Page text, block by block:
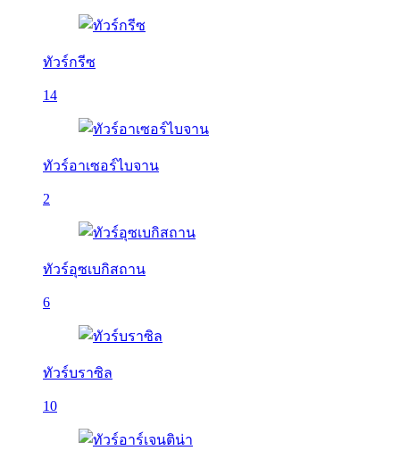
ทัวร์กรีซ
14
ทัวร์อาเซอร์ไบจาน
2
ทัวร์อุซเบกิสถาน
6
ทัวร์บราซิล
10